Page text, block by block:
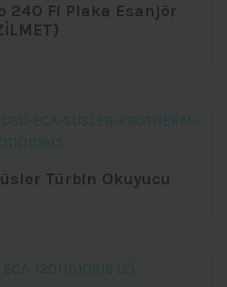
240 Fi Plaka Esanjör
Türbin Okuyucu